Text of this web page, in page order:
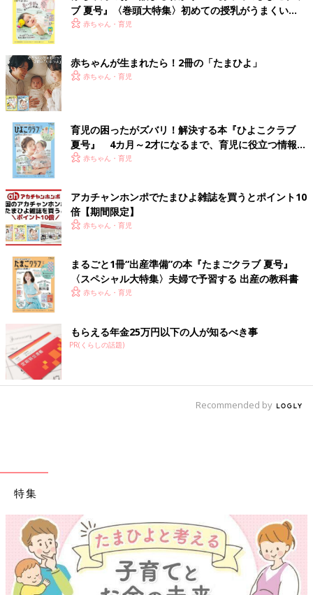
ブ 夏号』〈巻頭大特集〉初めての授乳がうまくい
く！ おっぱい・ミルクの基本と夏のトラブル 解決テ
赤ちゃん・育児
赤ちゃんが生まれたら！2冊の「たまひよ」
赤ちゃん・育児
育児の困ったがズバリ！解決する本『ひよこクラブ
夏号』 4カ月～2才になるまで、育児に役立つ情報が
いっぱい！
赤ちゃん・育児
アカチャンホンポでたまひよ雑誌を買うとポイント10
倍【期間限定】
赤ちゃん・育児
まるごと1冊“出産準備”の本『たまごクラブ 夏号』
〈スペシャル大特集〉夫婦で予習する 出産の教科書
赤ちゃん・育児
もらえる年金25万円以下の人が知るべき事
PR(くらしの話題)
Recommended by
特集